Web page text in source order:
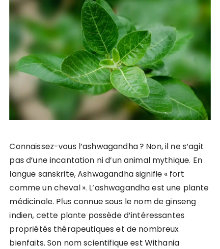
Connaissez-vous l’ashwagandha ? Non, il ne s’agit
pas d’une incantation ni d’un animal mythique. En
langue sanskrite, Ashwagandha signifie « fort
comme un cheval ». L’ashwagandha est une plante
médicinale. Plus connue sous le nom de ginseng
indien, cette plante possède d’intéressantes
propriétés thérapeutiques et de nombreux
bienfaits. Son nom scientifique est Withania